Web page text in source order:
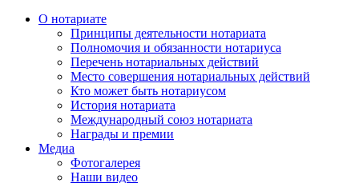
О нотариате
Принципы деятельности нотариата
Полномочия и обязанности нотариуса
Перечень нотариальных действий
Место совершения нотариальных действий
Кто может быть нотариусом
История нотариата
Международный союз нотариата
Награды и премии
Медиа
Фотогалерея
Наши видео